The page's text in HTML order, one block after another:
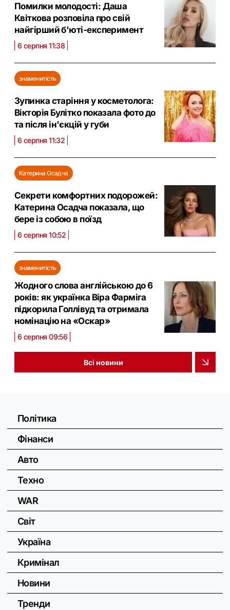
Помилки молодості: Даша
Квіткова розповіла про свій
найгірший б'юті-експеримент
6 серпня 11:38
знаменитість
Зупинка старіння у косметолога:
Вікторія Булітко показала фото до
та після ін'єкцій у губи
6 серпня 11:32
Катерина Осадча
Секрети комфортних подорожей:
Катерина Осадча показала, що
бере із собою в поїзд
6 серпня 10:52
знаменитість
Жодного слова англійською до 6
років: як українка Віра Фарміга
підкорила Голлівуд та отримала
номінацію на «Оскар»
6 серпня 09:56
Всі новини
Політика
Фінанси
Авто
Техно
WAR
Світ
Україна
Кримінал
Новини
Тренди